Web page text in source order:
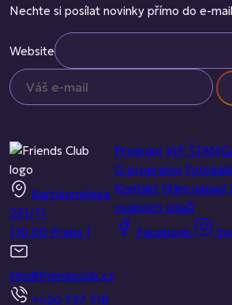
Nechte si posílat novinky přímo do e-
Website
Bartolomějská
291/11
110 00 Praha 1
info@friendsclub.cz
+420 737 718
Program VIP
O programu
Kontakt Mám nápad
osobních údajů
Facebook